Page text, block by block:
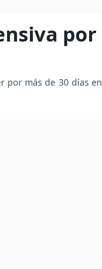
por
por más de 30 días en